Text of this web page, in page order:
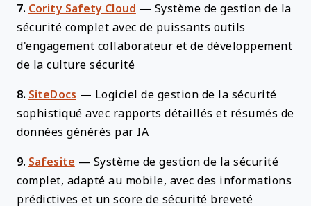
7. Cority Safety Cloud — Système de gestion de la
sécurité complet avec de puissants outils
d'engagement collaborateur et de développement
de la culture sécurité
8. SiteDocs — Logiciel de gestion de la sécurité
sophistiqué avec rapports détaillés et résumés de
données générés par IA
9. Safesite — Système de gestion de la sécurité
complet, adapté au mobile, avec des informations
prédictives et un score de sécurité breveté